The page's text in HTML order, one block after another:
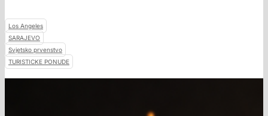
Los Angeles
SARAJEVO
Svjetsko prvenstvo
TURISTICKE PONUDE